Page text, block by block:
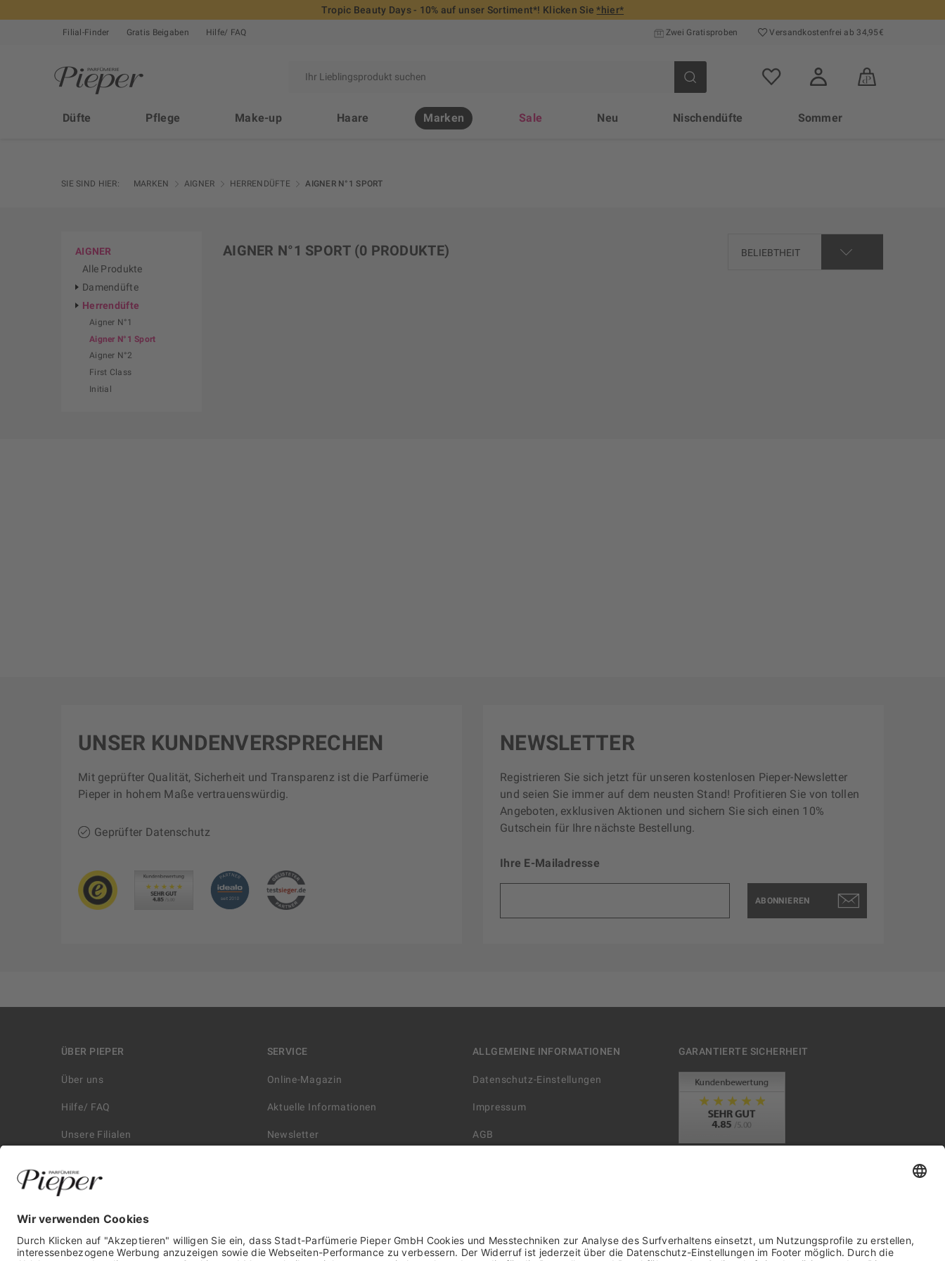
Tropic Beauty Days - 10% auf unser Sortiment*! Klicken Sie*hier*
Filial-Finder Gratis Beigaben Hilfe/ FAQ Zwei Gratisproben Versand­kosten­frei ab 34,95€
Düfte Pflege Make-up Haare Marken Sale Neu Nischendüfte Sommer
SIE SIND HIER: MARKEN AIGNER HERRENDÜFTE AIGNER N°1 SPORT
AIGNER
Alle Produkte
Damendüfte
Herrendüfte
Aigner N°1
Aigner N°1 Sport
Aigner N°2
First Class
Initial
AIGNER N°1 SPORT(0 PRODUKTE)
NEWSLETTER
Registrieren Sie sich jetzt für unseren kostenlosen Pieper-Newsletter
und seien Sie immer auf dem neusten Stand! Profitieren Sie von tollen
Angeboten, exklusiven Aktionen und sichern Sie sich einen 10%
Gutschein für Ihre nächste Bestellung.
Ihre E-Mailadresse
ABONNIEREN
UNSER KUNDENVERSPRECHEN
Mit geprüfter Qualität, Sicherheit und Transparenz ist die Parfümerie
Pieper in hohem Maße vertrauenswürdig.
Geprüfter Datenschutz
ÜBER PIEPER
Über uns
Hilfe/ FAQ
Unsere Filialen
Historie
Affiliate
Karriere
SERVICE
Online-Magazin
Aktuelle Informationen
Newsletter
Autorisierter Händler/ YBPN
ALLGEMEINE INFORMATIONEN
Datenschutz-Einstellungen
Impressum
AGB
Informationen zur Barrierefreiheit
GARANTIERTE SICHERHEIT